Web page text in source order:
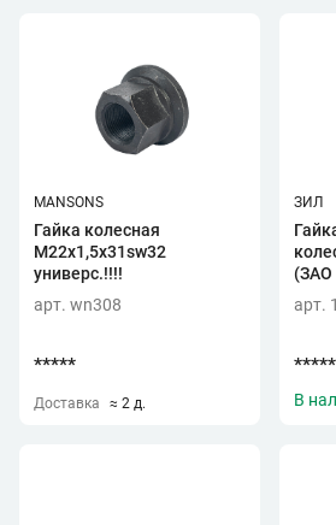
MANSONS
Гайка колесная
М22х1,5х31sw32
универс.!!!!
арт. wn308
*****
Доставка ≈ 2 д.
ЗИЛ
(ЗАО
арт.
*****
В